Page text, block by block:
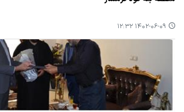
۱۴۰۲-۰۶-۰۹ ۱۲:۳۲